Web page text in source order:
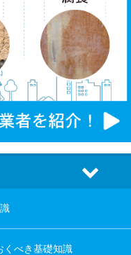
くべき基礎知識